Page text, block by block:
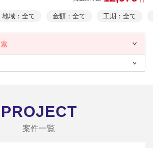
地域：全て 金額：全て 工期：全て
PROJECT
案件一覧